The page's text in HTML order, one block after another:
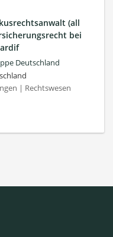
(all
bei
Deutschland
| Rechtswesen